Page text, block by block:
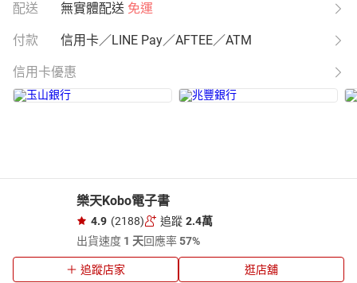
配送 無實體配送 免運
付款 信用卡／LINE Pay／AFTEE／ATM
信用卡優惠
樂天Kobo電子書
4.9 (2188) 追蹤 2.4萬
出貨速度 1 天回應率57%
追蹤店家 逛店舖